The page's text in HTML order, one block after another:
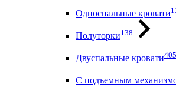
Односпальные кровати
Полуторки138
Двуспальные кровати405
С подъемным